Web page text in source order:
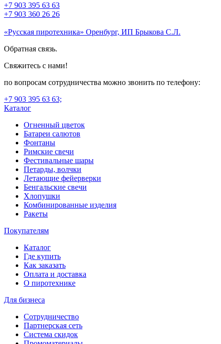
+7 903 395 63 63
+7 903 360 26 26
«Русская пиротехника» Оренбург, ИП Брыкова С.Л.
Обратная связь.
Свяжитесь с нами!
по вопросам сотрудничества можно звонить по телефону:
+7 903 395 63 63;
Каталог
Огненный цветок
Батареи салютов
Фонтаны
Римские свечи
Фестивальные шары
Петарды, волчки
Летающие фейерверки
Бенгальские свечи
Хлопушки
Комбинированные изделия
Ракеты
Покупателям
Каталог
Где купить
Как заказать
Оплата и доставка
О пиротехнике
Для бизнеса
Сотрудничество
Партнерская сеть
Система скидок